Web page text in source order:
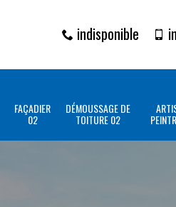
indisponible
FAÇADIER
02
DÉMOUSSAGE DE
TOITURE 02